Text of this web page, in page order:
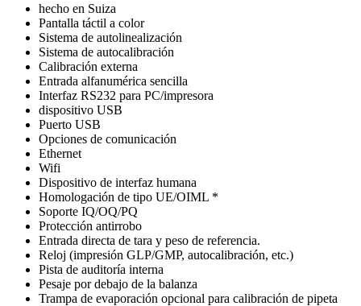
hecho en Suiza
Pantalla táctil a color
Sistema de autolinealización
Sistema de autocalibración
Calibración externa
Entrada alfanumérica sencilla
Interfaz RS232 para PC/impresora
dispositivo USB
Puerto USB
Opciones de comunicación
Ethernet
Wifi
Dispositivo de interfaz humana
Homologación de tipo UE/OIML *
Soporte IQ/OQ/PQ
Protección antirrobo
Entrada directa de tara y peso de referencia.
Reloj (impresión GLP/GMP, autocalibración, etc.)
Pista de auditoría interna
Pesaje por debajo de la balanza
Trampa de evaporación opcional para calibración de pipeta